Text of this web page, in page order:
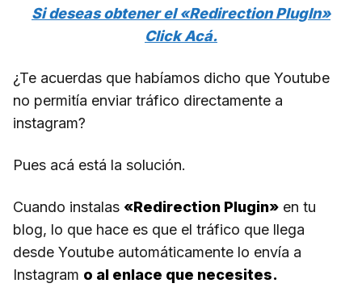
Si deseas obtener el «Redirection PlugIn»
Click Acá.
¿Te acuerdas que habíamos dicho que Youtube
no permitía enviar tráfico directamente a
instagram?
Pues acá está la solución.
Cuando instalas «Redirection Plugin» en tu
blog, lo que hace es que el tráfico que llega
desde Youtube automáticamente lo envía a
Instagram o al enlace que necesites.